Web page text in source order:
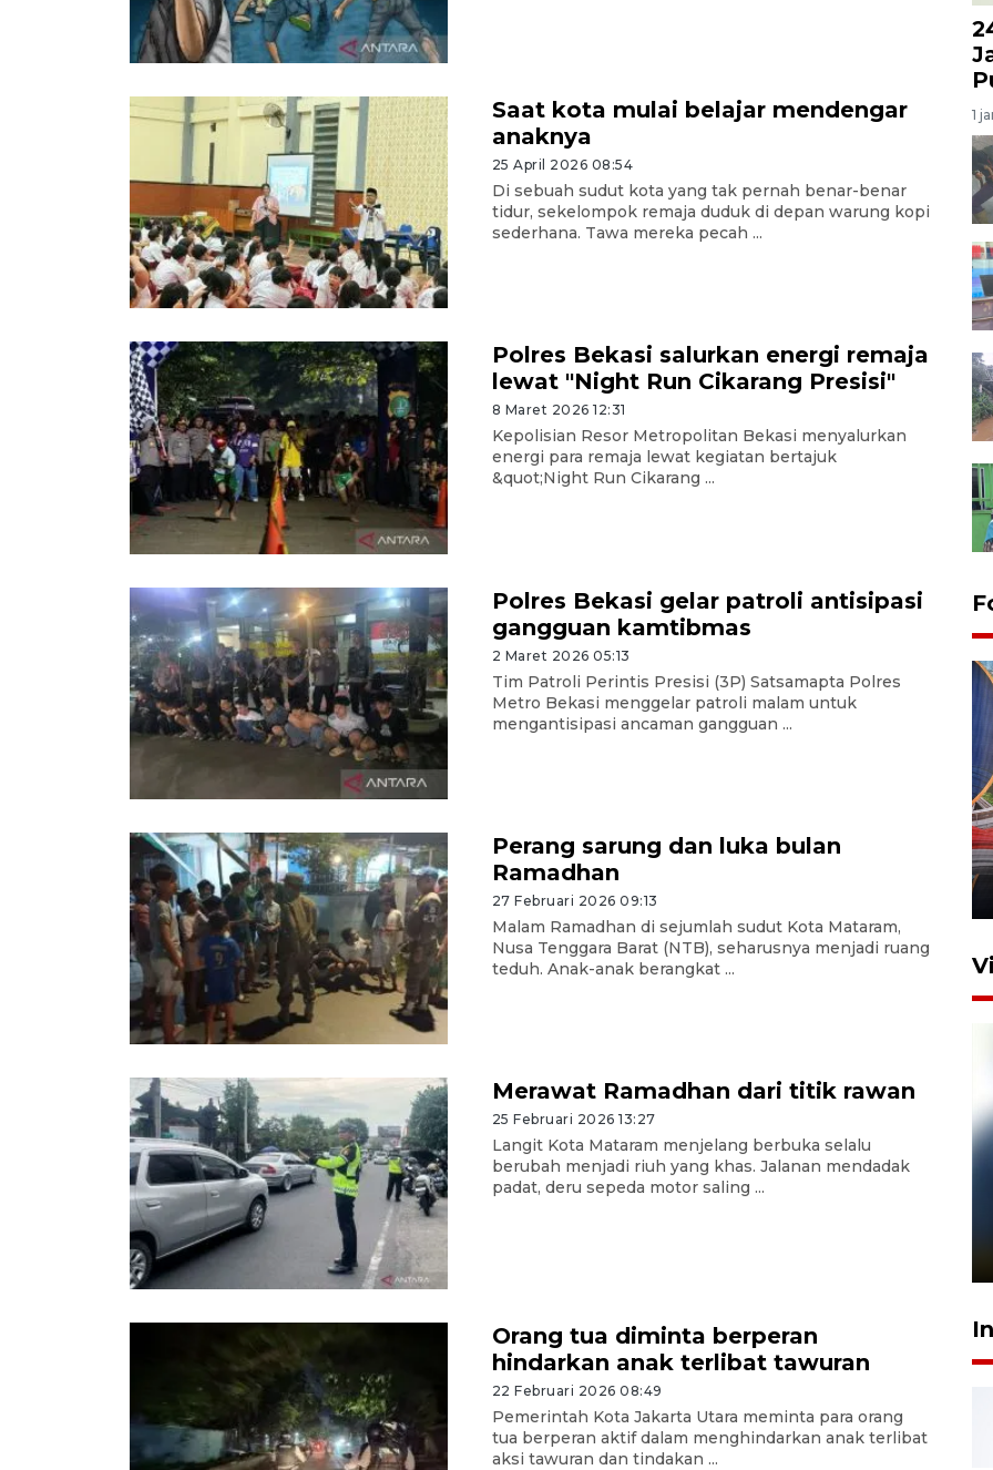
Saat kota mulai belajar mendengar
anaknya
25 April 2026 08:54
Di sebuah sudut kota yang tak pernah benar-benar
tidur, sekelompok remaja duduk di depan warung kopi
sederhana. Tawa mereka pecah ...
Polres Bekasi salurkan energi remaja
lewat "Night Run Cikarang Presisi"
8 Maret 2026 12:31
Kepolisian Resor Metropolitan Bekasi menyalurkan
energi para remaja lewat kegiatan bertajuk
&quot;Night Run Cikarang ...
Polres Bekasi gelar patroli antisipasi
gangguan kamtibmas
2 Maret 2026 05:13
Tim Patroli Perintis Presisi (3P) Satsamapta Polres
Metro Bekasi menggelar patroli malam untuk
mengantisipasi ancaman gangguan ...
Perang sarung dan luka bulan
Ramadhan
27 Februari 2026 09:13
Malam Ramadhan di sejumlah sudut Kota Mataram,
Nusa Tenggara Barat (NTB), seharusnya menjadi ruang
teduh. Anak-anak berangkat ...
Merawat Ramadhan dari titik rawan
25 Februari 2026 13:27
Langit Kota Mataram menjelang berbuka selalu
berubah menjadi riuh yang khas. Jalanan mendadak
padat, deru sepeda motor saling ...
Orang tua diminta berperan
hindarkan anak terlibat tawuran
22 Februari 2026 08:49
Pemerintah Kota Jakarta Utara meminta para orang
tua berperan aktif dalam menghindarkan anak terlibat
aksi tawuran dan tindakan ...
1
perlintasan sebidang di
Stasiun Bogor
Pelanggan Filaha Farm setia